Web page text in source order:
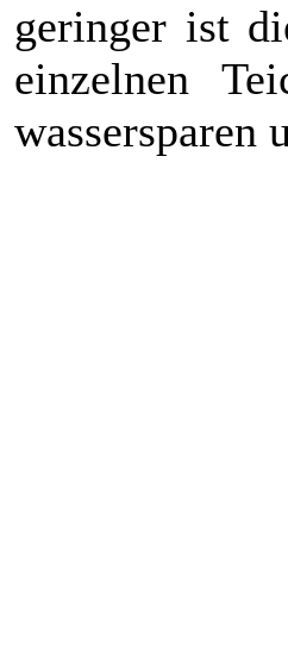
geringer ist
einzelnen
wassersparen